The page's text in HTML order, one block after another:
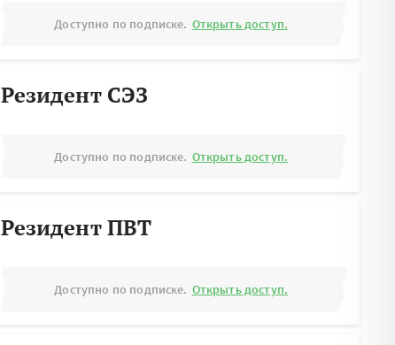
Доступно по подписке. Открыть доступ.
Резидент СЭЗ
Доступно по подписке. Открыть доступ.
Резидент ПВТ
Доступно по подписке. Открыть доступ.